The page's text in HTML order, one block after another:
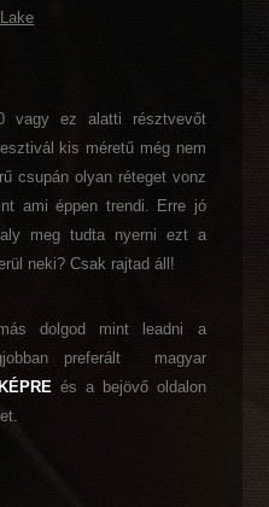
vagy ez alatti résztvevőt
kis méretű még nem
csupán olyan réteget vonz
ami éppen trendi. Erre jó
meg tudta nyerni ezt a
neki? Csak rajtad áll!
dolgod mint leadni a
preferált magyar
és a bejövő oldalon